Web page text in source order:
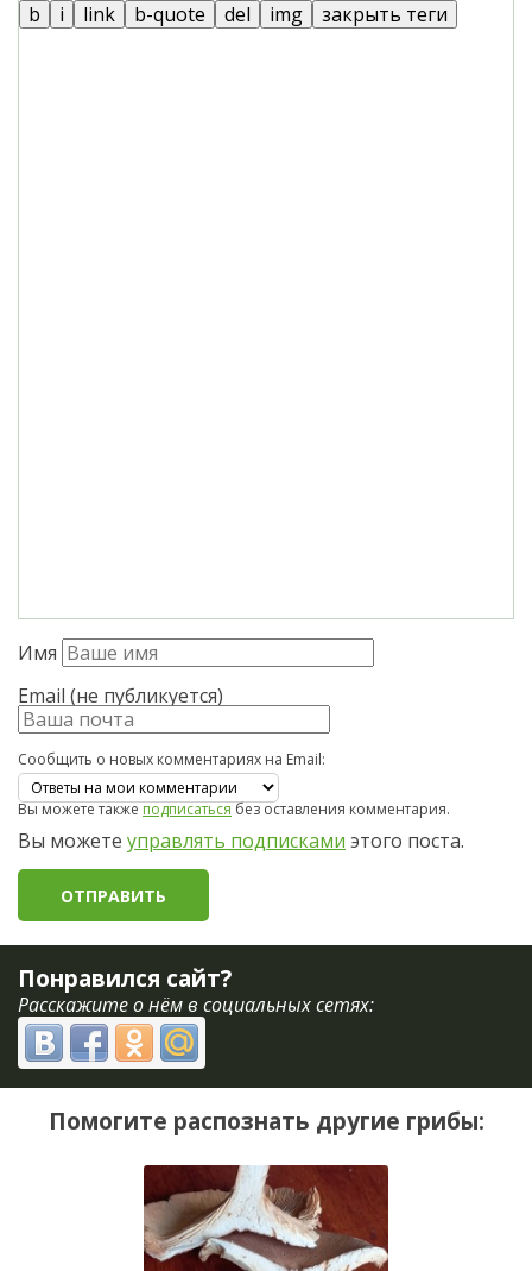
Имя
Email (не публикуется)
Сообщить о новых комментариях на Email:
Вы можете также подписаться без оставления комментария.
Вы можете управлять подписками этого поста.
Понравился сайт?
Расскажите о нём в социальных сетях:
Помогите распознать другие грибы: